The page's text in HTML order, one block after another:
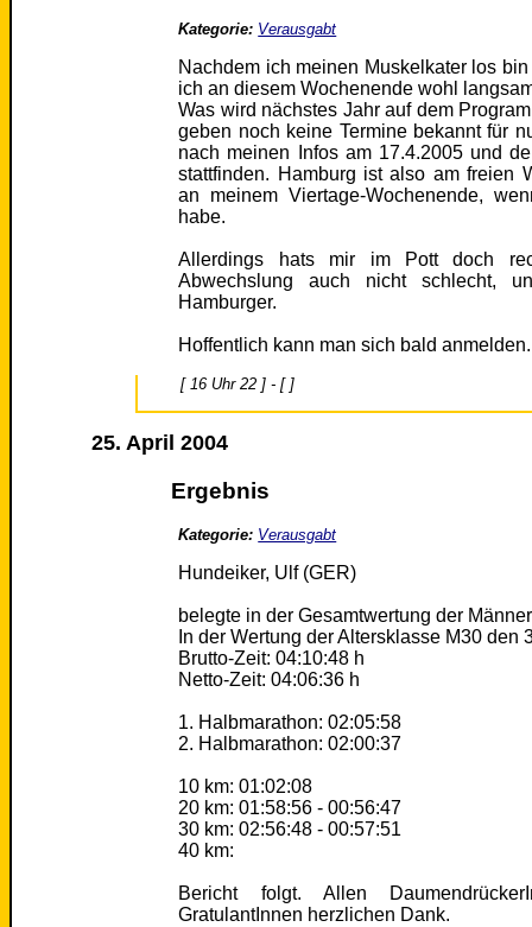
Kategorie: Verausgabt
Nachdem ich meinen Muskelkater los
ich an diesem Wochenende wohl
Was wird nächstes Jahr auf dem
geben noch keine Termine bekannt für
nach meinen Infos am 17.4.2005 und
stattfinden. Hamburg ist also am freien
an meinem Viertage-Wochenende,
habe.
Allerdings hats mir im Pott doch
Abwechslung auch nicht schlecht,
Hamburger.
Hoffentlich kann man sich bald anmelden.
[ 16 Uhr 22 ] - [ ]
25. April 2004
Ergebnis
Kategorie: Verausgabt
Hundeiker, Ulf (GER)
belegte in der Gesamtwertung der
In der Wertung der Altersklasse M30 den
Brutto-Zeit: 04:10:48 h
Netto-Zeit: 04:06:36 h
1. Halbmarathon: 02:05:58
2. Halbmarathon: 02:00:37
10 km: 01:02:08
20 km: 01:58:56 - 00:56:47
30 km: 02:56:48 - 00:57:51
40 km:
Bericht folgt. Allen
GratulantInnen herzlichen Dank.